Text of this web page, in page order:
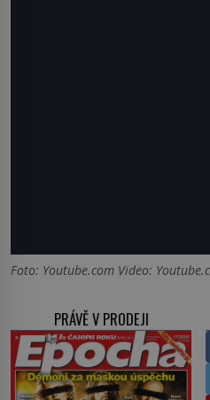
Foto: Youtube.com Video:
PRÁVĚ V PRODEJI